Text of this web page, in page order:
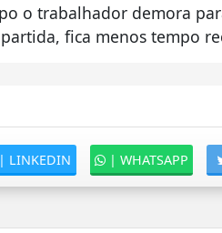
o trabalhador demora
fica menos tempo
| WHATSAPP
| LINKEDIN